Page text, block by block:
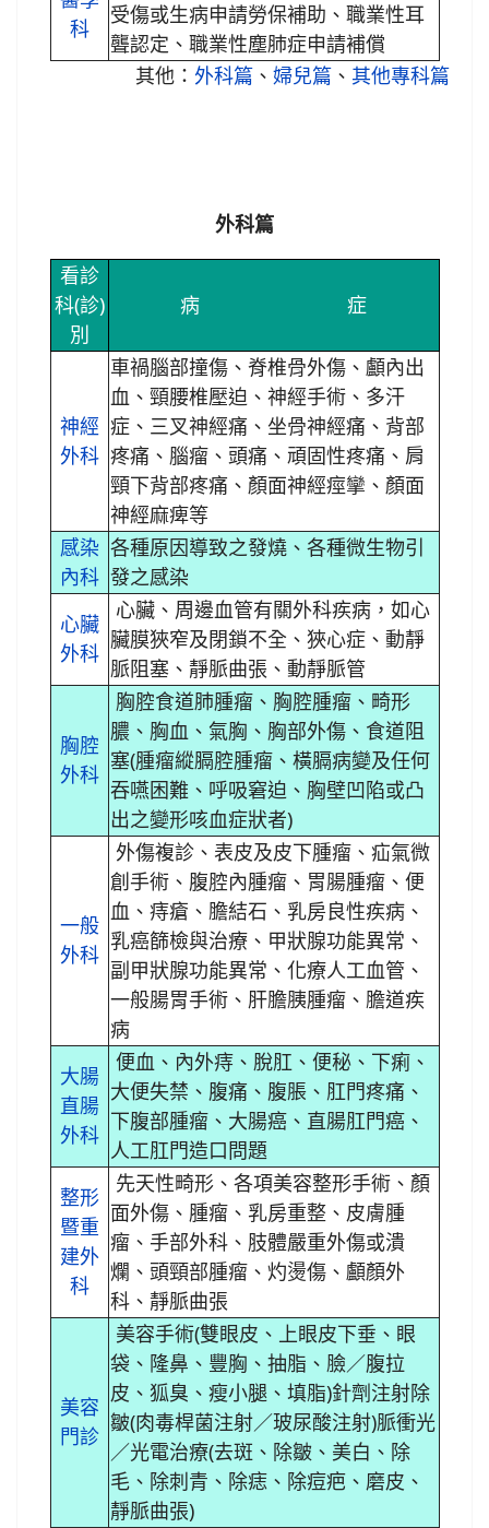
科
受傷或生病申請勞保補助、職業性耳
聾認定、職業性塵肺症申請補償
其他： 外科篇 、 婦兒篇 、 其他專科篇
外科篇
看診
科(診)
別
病 症
神經
外科
車禍腦部撞傷、脊椎骨外傷、顱內出
血、頸腰椎壓迫、神經手術、多汗
症、三叉神經痛、坐骨神經痛、背部
疼痛、腦瘤、頭痛、頑固性疼痛、肩
頸下背部疼痛、顏面神經痙攣、顏面
神經麻痺等
感染
內科
各種原因導致之發燒、各種微生物引
發之感染
心臟
外科
心臟、周邊血管有關外科疾病，如心
臟膜狹窄及閉鎖不全、狹心症、動靜
脈阻塞、靜脈曲張、動靜脈管
胸腔
外科
胸腔食道肺腫瘤、胸腔腫瘤、畸形
膿、胸血、氣胸、胸部外傷、食道阻
塞(腫瘤縱膈腔腫瘤、橫膈病變及任何
吞嚥困難、呼吸窘迫、胸壁凹陷或凸
出之變形咳血症狀者)
一般
外科
外傷複診、表皮及皮下腫瘤、疝氣微
創手術、腹腔內腫瘤、胃腸腫瘤、便
血、痔瘡、膽結石、乳房良性疾病、
乳癌篩檢與治療、甲狀腺功能異常、
副甲狀腺功能異常、化療人工血管、
一般腸胃手術、肝膽胰腫瘤、膽道疾
病
大腸
直腸
外科
便血、內外痔、脫肛、便秘、下痢、
大便失禁、腹痛、腹脹、肛門疼痛、
下腹部腫瘤、大腸癌、直腸肛門癌、
人工肛門造口問題
整形
暨重
建外
科
先天性畸形、各項美容整形手術、顏
面外傷、腫瘤、乳房重整、皮膚腫
瘤、手部外科、肢體嚴重外傷或潰
爛、頭頸部腫瘤、灼燙傷、顱顏外
科、靜脈曲張
美容
門診
美容手術(雙眼皮、上眼皮下垂、眼
袋、隆鼻、豐胸、抽脂、臉／腹拉
皮、狐臭、瘦小腿、填脂)針劑注射除
皺(肉毒桿菌注射／玻尿酸注射)脈衝光
／光電治療(去斑、除皺、美白、除
毛、除刺青、除痣、除痘疤、磨皮、
靜脈曲張)